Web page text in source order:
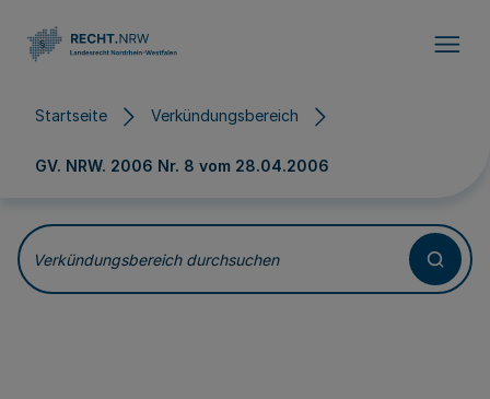
Startseite Verkündungsbereich
GV. NRW. 2006 Nr. 8 vom 28.04.2006
Verkündungsbereich durchsuchen